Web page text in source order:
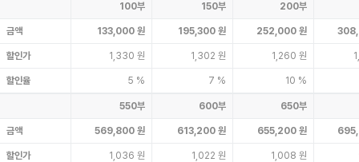
금액
할인가
할인율
100부
133,000 원
1,330 원
5 %
150부
195,300 원
1,302 원
7 %
200부
252,000 원
1,260 원
10 %
금액
할인가
550부
569,800 원
1,036 원
600부
613,200 원
1,022 원
650부
655,200 원
1,008 원